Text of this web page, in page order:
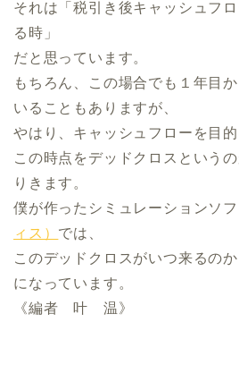
それは「税引き後キャッシュフ
る時」
だと思っています。
もちろん、この場合でも１年目
いることもありますが、
やはり、キャッシュフローを目的
この時点をデッドクロスという
りきます。
僕が作ったシミュレーションソフ
ィス） では、
このデッドクロスがいつ来るの
になっています。
《編者 叶 温》